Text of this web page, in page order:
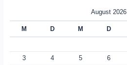
August 2026
M D M D
3
4 5 6